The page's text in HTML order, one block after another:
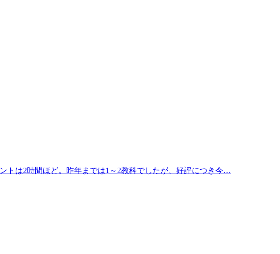
トは2時間ほど。昨年までは1～2教科でしたが、好評につき今…